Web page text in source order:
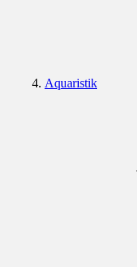
Aquaristik